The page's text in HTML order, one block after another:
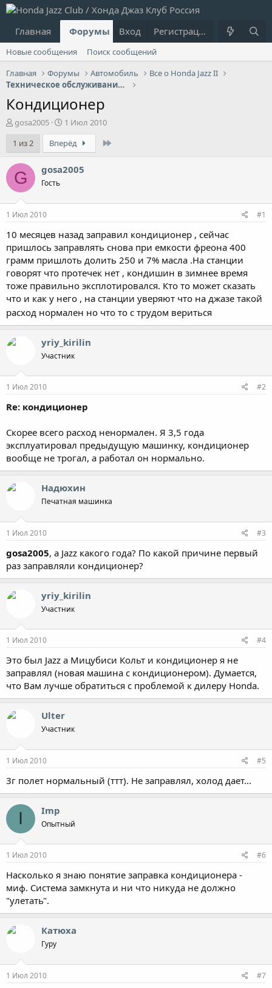
Главная Форумы Что нового?
Вход Регистрация
Новые сообщения
Поиск сообщений
Главная
Форумы Автомобиль
Все о Honda Jazz II
Техническое обслуживание, эксплуатация, ремонт
Кондиционер
А
т
о
р
т
ы
gosa2005
Д
а
т
а
н
а
1 Июл 2010
1 из 2
Вперёд
G gosa2005
Гость
1 Июл 2010 #1
10 месяцев назад заправил кондиционер , сейчас
пришлось заправлять снова при емкости фреона 400
грамм пришлоть долить 250 и 7% масла .На станции
говорят что протечек нет , кондишин в зимнее время
тоже правильно эксплотировался. Кто то может сказать
что и как у него , на станции уверяют что на джазе такой
расход нормален но что то с трудом вериться
yriy_kirilin
Участник
1 Июл 2010 #2
Re: кондиционер
Скорее всего расход ненормален. Я 3,5 года
эксплуатировал предыдущую машинку, кондиционер
вообще не трогал, а работал он нормально.
Надюхин
Печатная машинка
1 Июл 2010 #3
gosa2005, а Jazz какого года? По какой причине первый
раз заправляли кондиционер?
yriy_kirilin
Участник
1 Июл 2010 #4
Это был Jazz а Мицубиси Кольт и кондиционер я не
заправлял (новая машина с кондиционером). Думается,
что Вам лучше обратиться с проблемой к дилеру Honda.
Ulter
Участник
1 Июл 2010 #5
3г полет нормальный (ттт). Не заправлял, холод дает...
I Imp
Опытный
1 Июл 2010 #6
Насколько я знаю понятие заправка кондиционера -
миф. Система замкнута и ни что никуда не должно
"улетать".
Катюха
Гуру
1 Июл 2010 #7